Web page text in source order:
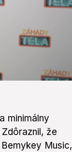
minimálny
Zdôraznil, že
Music,